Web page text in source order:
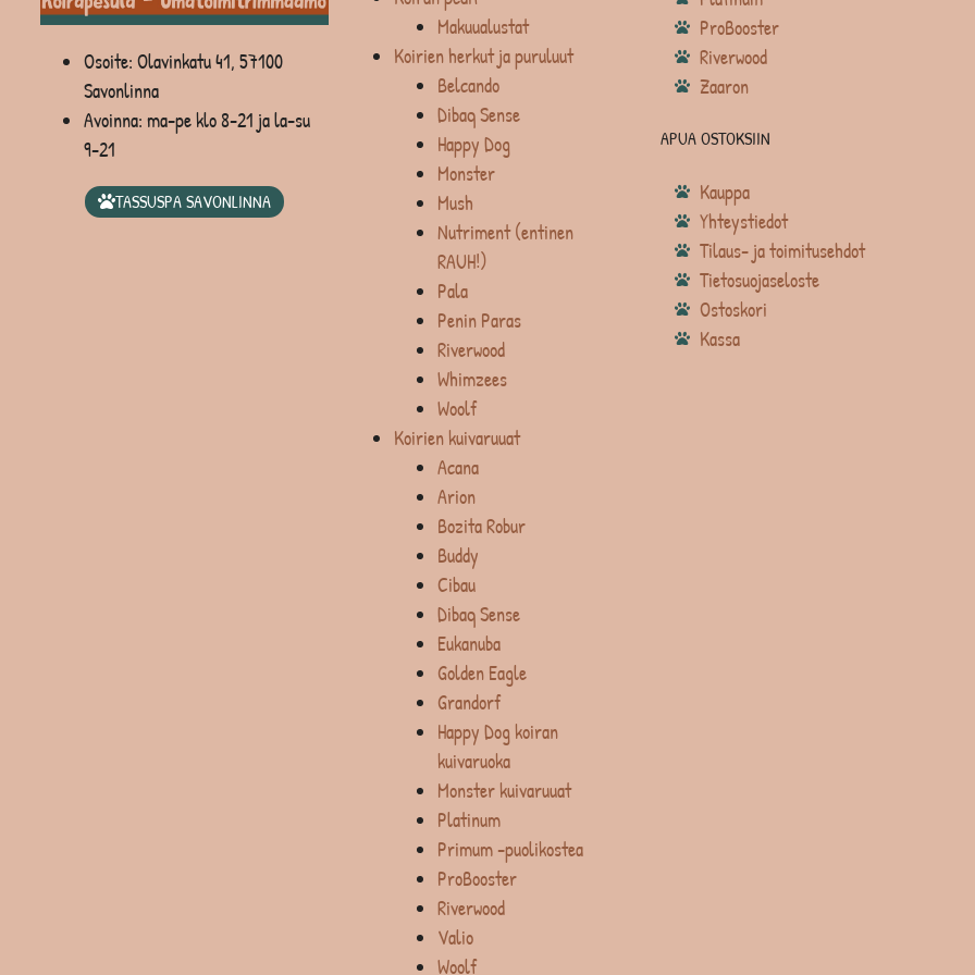
Osoite: Olavinkatu 41, 57100
Savonlinna
Avoinna: ma-pe klo 8-21 ja la-su
9-21
TASSUSPA SAVONLINNA
Makuualustat
Koirien herkut ja puruluut
Belcando
Dibaq Sense
Happy Dog
Monster
Mush
Nutriment (entinen
RAUH!)
Pala
Penin Paras
Riverwood
Whimzees
Woolf
Koirien kuivaruuat
Acana
Arion
Bozita Robur
Buddy
Cibau
Dibaq Sense
Eukanuba
Golden Eagle
Grandorf
Happy Dog koiran
kuivaruoka
Monster kuivaruuat
Platinum
Primum -puolikostea
ProBooster
Riverwood
Valio
Woolf
ProBooster
Riverwood
Zaaron
APUA OSTOKSIIN
Kauppa
Yhteystiedot
Tilaus- ja toimitusehdot
Tietosuojaseloste
Ostoskori
Kassa